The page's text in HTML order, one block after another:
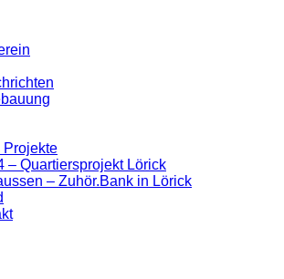
Projekte
– Quartiersprojekt Lörick
– Zuhör.Bank in Lörick